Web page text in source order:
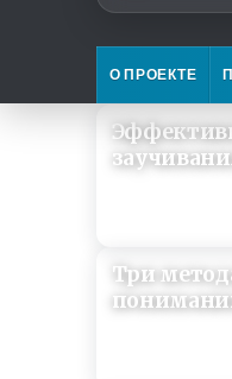
О ПРОЕКТЕ
Три